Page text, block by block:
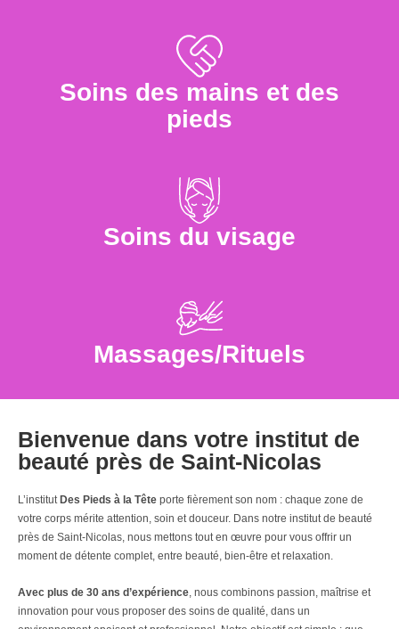
Soins des mains et des
pieds
Soins du visage
Massages/Rituels
Bienvenue dans votre institut de
beauté près de Saint-Nicolas
L’institut Des Pieds à la Tête porte fièrement son nom : chaque zone de
votre corps mérite attention, soin et douceur. Dans notre institut de beauté
près de Saint-Nicolas, nous mettons tout en œuvre pour vous offrir un
moment de détente complet, entre beauté, bien-être et relaxation.
Avec plus de 30 ans d’expérience , nous combinons passion, maîtrise et
innovation pour vous proposer des soins de qualité, dans un